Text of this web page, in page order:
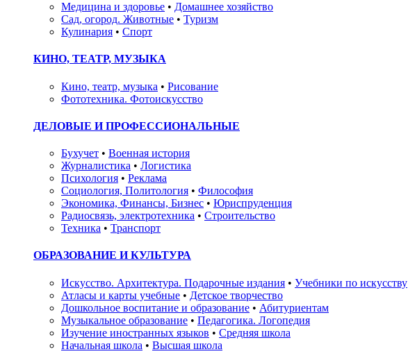
Медицина и здоровье • Домашнее хозяйство
Сад, огород. Животные • Туризм
Кулинария • Спорт
КИНО, ТЕАТР, МУЗЫКА
Кино, театр, музыка • Рисование
Фототехника. Фотоискусство
ДЕЛОВЫЕ И ПРОФЕССИОНАЛЬНЫЕ
Бухучет • Военная история
Журналистика • Логистика
Психология • Реклама
Социология, Политология • Философия
Экономика, Финансы, Бизнес • Юриспруденция
Радиосвязь, электротехника • Строительство
Техника • Транспорт
ОБРАЗОВАНИЕ И КУЛЬТУРА
Искусство. Архитектура. Подарочные издания • Учебники по искусству
Атласы и карты учебные • Детское творчество
Дошкольное воспитание и образование • Абитуриентам
Музыкальное образование • Педагогика. Логопедия
Изучение иностранных языков • Средняя школа
Начальная школа • Высшая школа